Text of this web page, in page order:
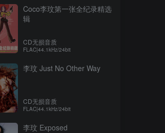
Coco李玟第一张全纪录精选
辑
CD无损音质
FLAC|44.1kHz/24bit
李玟 Just No Other Way
CD无损音质
FLAC|44.1kHz/24bit
李玟 Exposed